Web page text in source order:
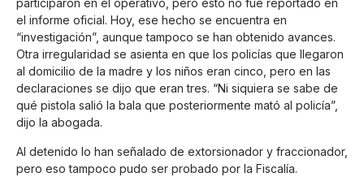
participaron en el operativo, pero esto no fue reportado en
el informe oficial. Hoy, ese hecho se encuentra en
“investigación”, aunque tampoco se han obtenido avances.
Otra irregularidad se asienta en que los policías que llegaron
al domicilio de la madre y los niños eran cinco, pero en las
declaraciones se dijo que eran tres. “Ni siquiera se sabe de
qué pistola salió la bala que posteriormente mató al policía”,
dijo la abogada.
Al detenido lo han señalado de extorsionador y fraccionador,
pero eso tampoco pudo ser probado por la Fiscalía.